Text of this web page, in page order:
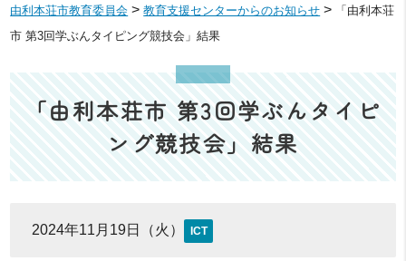
由利本荘市教育委員会 >教育支援センターからのお知らせ >
「由利本荘
市 第3回学ぶんタイピング競技会」結果
「由利本荘市 第3回学ぶんタイピ
ング競技会」結果
2024年11月19日（火） ICT